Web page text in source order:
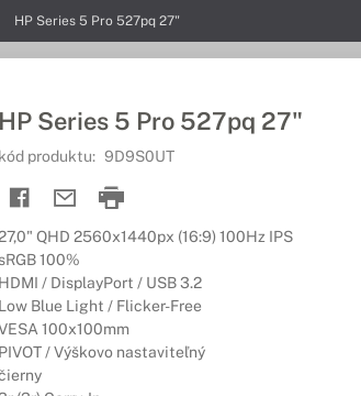
HP Series 5 Pro 527pq 27"
HP Series 5 Pro 527pq 27"
kód produktu: 9D9S0UT
QHD 2560x1440px (16:9) 100Hz IPS
100%
HDMI / DisplayPort / USB 3.2
Low Blue Light / Flicker-Free
100x100mm
PIVOT / Výškovo nastaviteľný